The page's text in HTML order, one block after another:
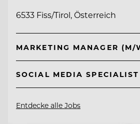
6533 Fiss/Tirol, Österreich
MARKETING MANAGER (M/
SOCIAL MEDIA
Entdecke alle Jobs